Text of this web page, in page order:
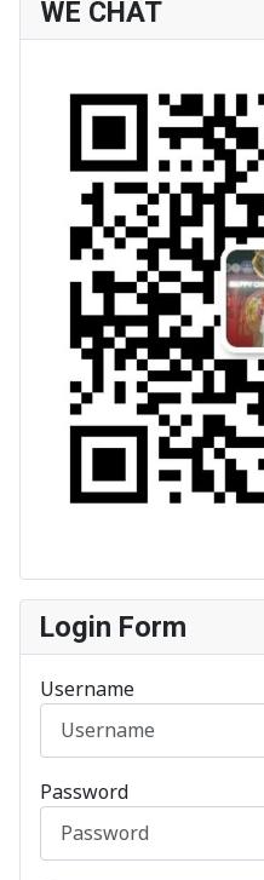
WE CHAT
Login Form
Username
Password